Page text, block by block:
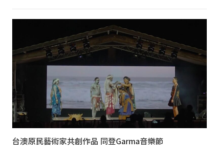
台澳原民藝術家共創作品 同登Garma音樂節